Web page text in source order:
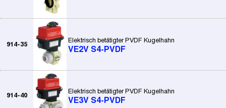
914-35
Elektrisch betätigter PVDF Kugelhahn
VE2V S4-PVDF
914-40
Elektrisch betätigter PVDF Kugelhahn
VE3V S4-PVDF